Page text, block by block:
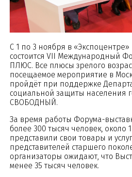
С 1 по 3 ноября в
состоится VII Международный
ПЛЮС. Все плюсы зрелого
посещаемое мероприятие в
пройдёт при поддержке
социальной защиты населения
СВОБОДНЫЙ.
За время работы Форума-
более 300 тысяч человек, около
представили свои товары и
представителей старшего
организаторы ожидают, что
менее 35 тысяч человек.